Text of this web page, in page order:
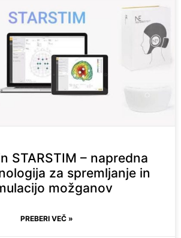
STARSTIM – napredna
za spremljanje in
možganov
PREBERI VEČ »